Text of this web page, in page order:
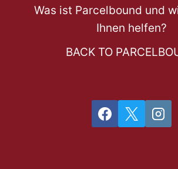
Was ist Parcelbound und
Ihnen helfen?
BACK TO